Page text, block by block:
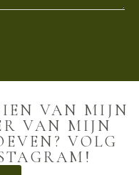
VAN MIJN
VAN MIJN
VOLG